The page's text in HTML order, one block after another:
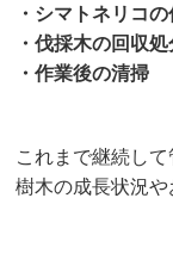
・シマトネリコ
・伐採木の回収処
・作業後の清掃
これまで継続し
樹木の成長状況や